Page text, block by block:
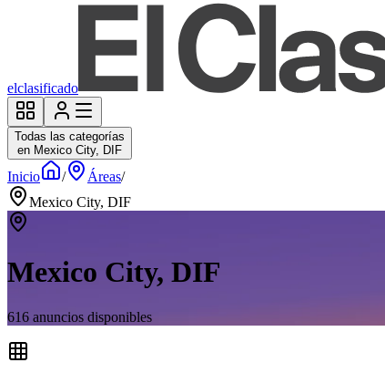
elclasificado
Todas las categorías
en Mexico City, DIF
Inicio / Áreas/
Mexico City, DIF
Mexico City, DIF
616 anuncios disponibles